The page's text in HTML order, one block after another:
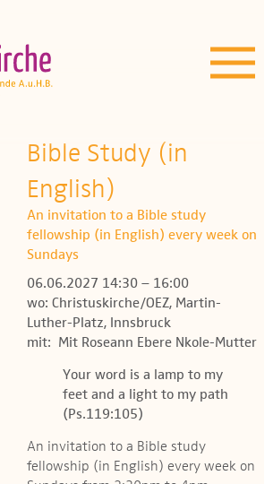
| Über uns
Angebot
Termine
OEZ
Wissenswertes
Medien
Kontakt
Bible Study (in
English)
An invitation to a Bible study
fellowship (in English) every week on
Sundays
06.06.2027 14:30 – 16:00
wo: Christuskirche/OEZ, Martin-
Luther-Platz, Innsbruck
mit: Mit Roseann Ebere Nkole-Mutter
Your word is a lamp to my
feet and a light to my path
(Ps.119:105)
An invitation to a Bible study
fellowship (in English) every week on